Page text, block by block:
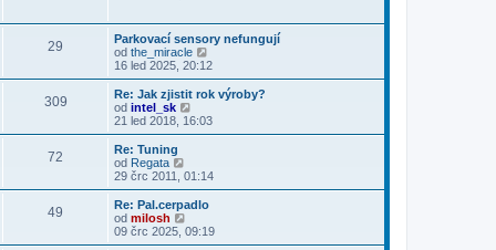
k
í
s
p
ě
e
k
e
d
n
í
p
ř
s
p
e
k
p
o
s
l
e
d
í
p
s
p
ě
e
k
z
i
t
p
o
s
l
e
n
í
p
ř
í
s
p
29
Parkovací sensory nefungují
od the_miracle
o
b
r
z
o
s
e
n
16 led 2025, 20:12
309
Re: Jak zjistit rok výroby?
od intel_sk
o
b
z
t
p
o
s
21 led 2018, 16:03
72
Re: Tuning
od Regata
o
b
r
z
29 črc 2011, 01:14
49
Re: Pal.cerpadlo
od milosh
o
b
09 črc 2025, 09:19